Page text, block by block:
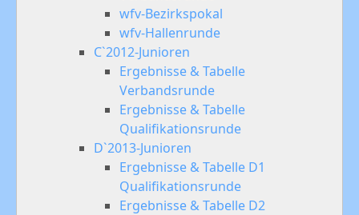
wfv-Bezirkspokal
wfv-Hallenrunde
C`2012-Junioren
Ergebnisse & Tabelle
Verbandsrunde
Ergebnisse & Tabelle
Qualifikationsrunde
D`2013-Junioren
Ergebnisse & Tabelle D1
Qualifikationsrunde
Ergebnisse & Tabelle D2